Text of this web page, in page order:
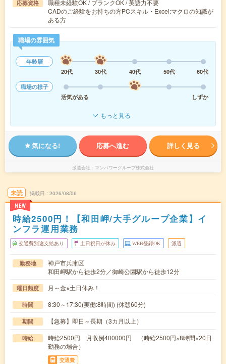
応募資格
職種未経験OK / ブランクOK / 英語力不要
CADのご経験をお持ちの方PCスキル・Excel:マクロの知識が
ある方
職場の雰囲気
年齢層
20代
30代 40代 50代
60代
職場の様子
活気がある
しずか
もっと見る
気になる! 応募へ進む 詳しく見る
派遣会社 マンパワーグループ株式会社
未読
NEW
掲載日 2026/08/06
時給2500円！【和田岬/大手グループ企業】イ
ンフラ運用業務
交通費別途支給あり 土日祝日が休み WEB登録OK 派遣
勤務地
神戸市兵庫区
和田岬駅から徒歩2分／御崎公園駅から徒歩12分
曜日頻度 月～金※土日休み！
時間 8:30～17:30(実働:8時間) (休憩60分)
期間 【急募】即日～長期（3カ月以上）
時給
時給2500円 月収例400000円 （時給2500円×8時間×20日
勤務の場合）
交通費